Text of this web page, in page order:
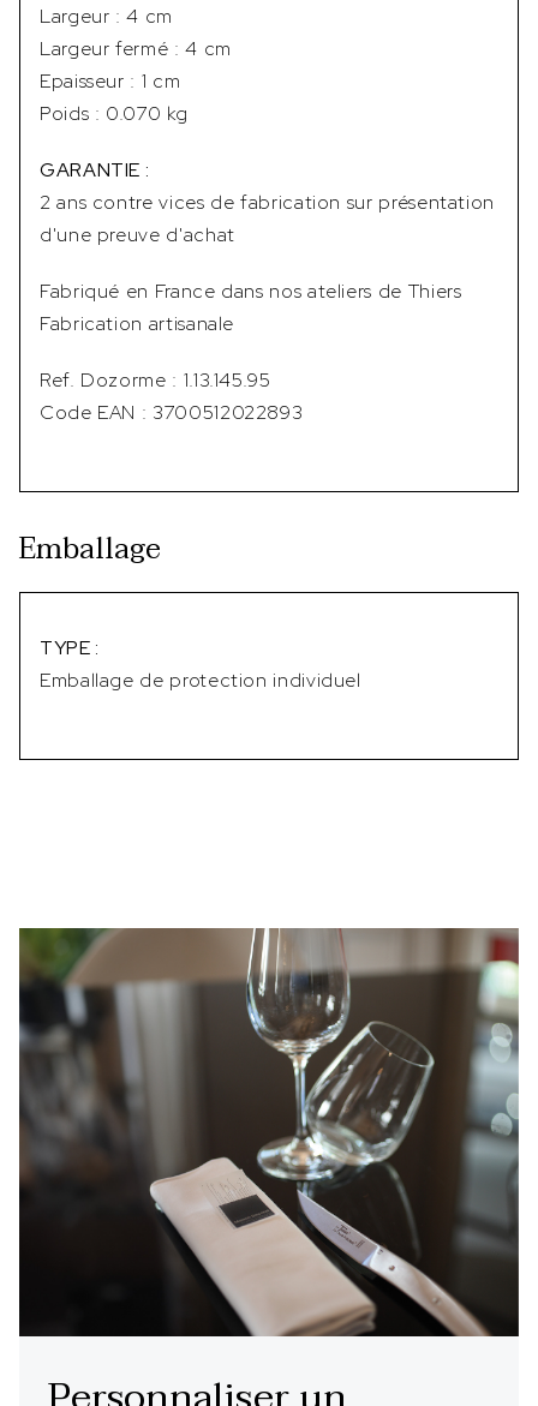
Largeur : 4 cm
Largeur fermé : 4 cm
Epaisseur : 1 cm
Poids : 0.070 kg
GARANTIE :
2 ans contre vices de fabrication sur présentation
d'une preuve d'achat
Fabriqué en France dans nos ateliers de Thiers
Fabrication artisanale
Ref. Dozorme : 1.13.145.95
Code EAN : 3700512022893
Emballage
TYPE :
Emballage de protection individuel